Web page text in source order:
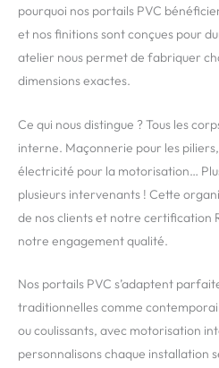
pourquoi nos portails PVC
et nos finitions sont conçues pour
atelier nous permet de fabriquer
dimensions exactes.
Ce qui nous distingue ? Tous les
interne. Maçonnerie pour les
électricité pour la motorisation…
plusieurs intervenants ! Cette
de nos clients et notre certification
notre engagement qualité.
Nos portails PVC s’adaptent
traditionnelles comme
ou coulissants, avec motorisation
personnalisons chaque installation